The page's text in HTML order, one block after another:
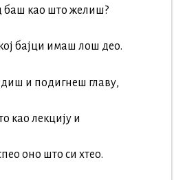
баш као што желиш?
бајци имаш лош део.
и подигнеш главу,
као лекцију и
оно што си хтео.